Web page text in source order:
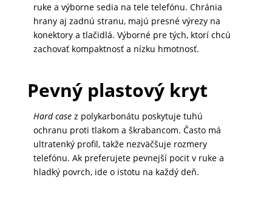
KANCELÁRIA
ŽIVOTNÝ
OUTDOOR
ruke a výborne sedia na tele telefónu. Chránia
hrany aj zadnú stranu, majú presné výrezy na
konektory a tlačidlá. Výborné pre tých, ktorí chcú
zachovať kompaktnosť a nízku hmotnosť.
Pevný plastový kryt
Hard casez polykarbonátu poskytuje tuhú
ochranu proti tlakom a škrabancom. Často má
ultratenký profil, takže nezväčšuje rozmery
telefónu. Ak preferujete pevnejší pocit v ruke a
hladký povrch, ide o istotu na každý deň.